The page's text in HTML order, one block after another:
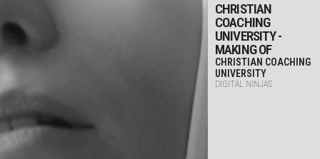
CHRISTIAN
COACHING
UNIVERSITY -
MAKING OF
CHRISTIAN COACHING
UNIVERSITY
DIGITAL NINJAS